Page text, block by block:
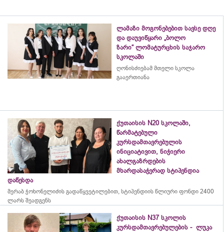
ლამაზი მოგონებებით სავსე დღე
და დაუვიწყარი „ბოლო
ზარი“ ლომატურცხის საჯარო
სკოლაში
ღონისძიებამ მთელი სკოლა
გააერთიანა
ქუთაისის N20 სკოლაში,
წარმატებული
კურსდამთავრებულის
ინიციატივით, ნიჭიერი
ახალგაზრდების
მხარდასაჭერად სტიპენდია
დაწესდა
მერაბ ჭოხონელიძის გადაწყვეტილებით, სტიპენდიის წლიური ფონდი 2400
ლარს შეადგენს
ქუთაისის N37 სკოლის
კურსდამთავრებულების - ლუკა